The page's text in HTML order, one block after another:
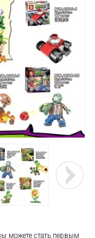
можете стать первым